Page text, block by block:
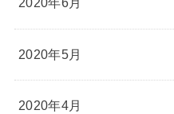
2020年5月
2020年4月